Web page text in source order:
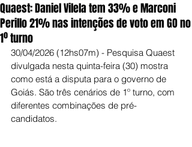
Quaest: Daniel Vilela tem 33% e Marconi
Perillo 21% nas intenções de voto em GO no
1º turno
30/04/2026 (12hs07m) - Pesquisa Quaest
divulgada nesta quinta-feira (30) mostra
como está a disputa para o governo de
Goiás. São três cenários de 1º turno, com
diferentes combinações de pré-
candidatos.